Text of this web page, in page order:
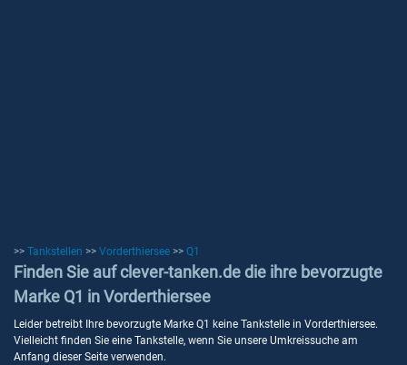
>> Tankstellen >> Vorderthiersee >> Q1
Finden Sie auf clever-tanken.de die ihre bevorzugte
Marke Q1 in Vorderthiersee
Leider betreibt Ihre bevorzugte Marke Q1 keine Tankstelle in Vorderthiersee.
Vielleicht finden Sie eine Tankstelle, wenn Sie unsere Umkreissuche am
Anfang dieser Seite verwenden.